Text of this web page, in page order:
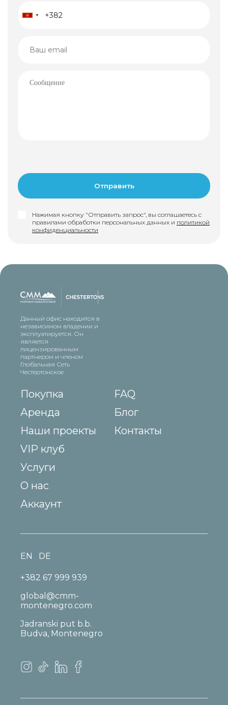
Нажимая кнопку "Отправить запрос", вы соглашаетесь с
правилами обработки персональных данных и политикой
конфиденциальности
Данный офис находится в
независимом владении и
эксплуатируется. Он
является
лицензированным
партнером и членом
Глобальная Сеть
Честертонское
Покупка
Аренда
Наши проекты
VIP клуб
Услуги
О нас
FAQ
Блог
Контакты
Аккаунт
+382 67 999 939
global@cmm-
montenegro.com
Jadranski put b.b.
Budva, Montenegro
EN DE